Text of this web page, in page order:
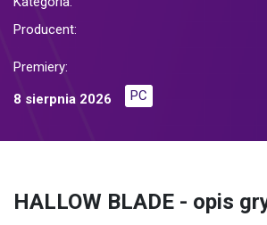
Producent:
Premiery:
8 sierpnia 2026
PC
HALLOW BLADE - opis